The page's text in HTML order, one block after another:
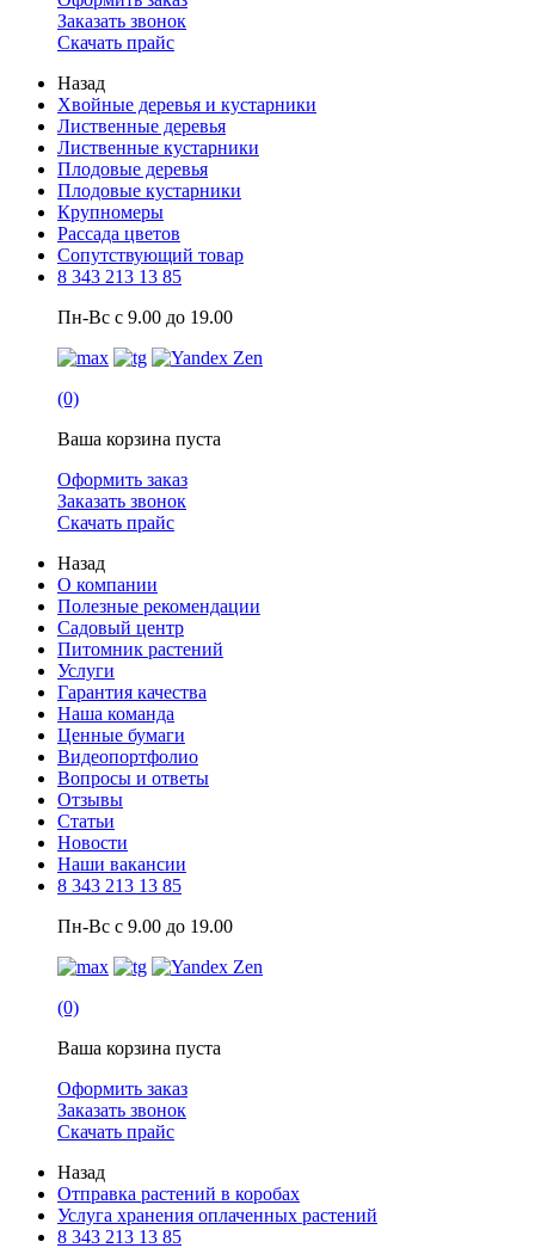
Заказать звонок
Скачать прайс
Назад
Хвойные деревья и кустарники
Лиственные деревья
Лиственные кустарники
Плодовые деревья
Плодовые кустарники
Крупномеры
Рассада цветов
Сопутствующий товар
8 343 213 13 85
Пн-Вс с 9.00 до 19.00
(0)
Ваша корзина пуста
Оформить заказ
Заказать звонок
Скачать прайс
Назад
О компании
Полезные рекомендации
Садовый центр
Питомник растений
Услуги
Гарантия качества
Наша команда
Ценные бумаги
Видеопортфолио
Вопросы и ответы
Отзывы
Статьи
Новости
Наши вакансии
8 343 213 13 85
Пн-Вс с 9.00 до 19.00
(0)
Ваша корзина пуста
Оформить заказ
Заказать звонок
Скачать прайс
Назад
Отправка растений в коробах
Услуга хранения оплаченных растений
8 343 213 13 85